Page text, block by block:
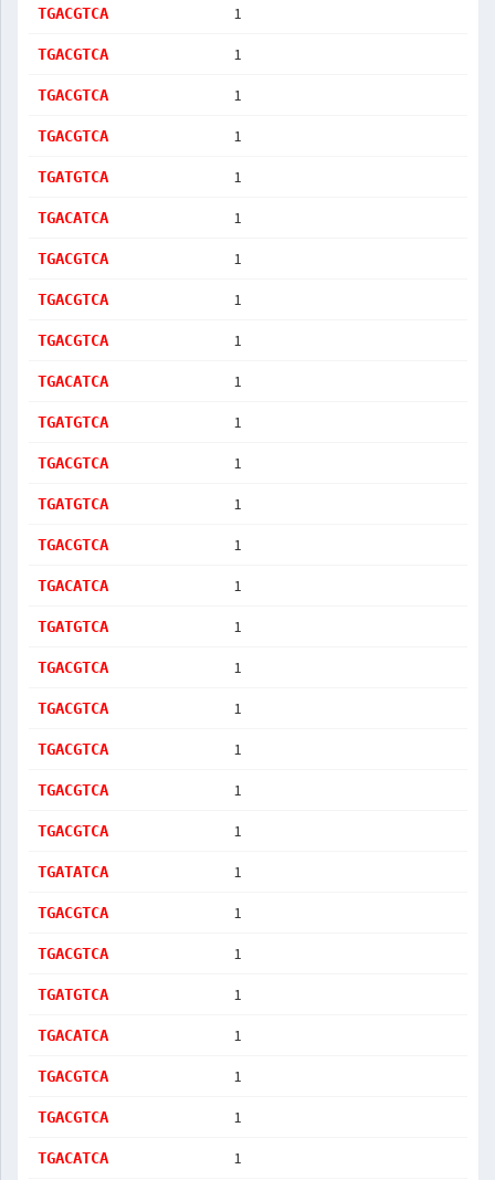
TGACGTCA 1
TGACGTCA 1
TGACGTCA 1
TGACGTCA 1
TGATGTCA 1
TGACATCA 1
TGACGTCA 1
TGACGTCA 1
TGACGTCA 1
TGACATCA 1
TGATGTCA 1
TGACGTCA 1
TGATGTCA 1
TGACGTCA 1
TGACATCA 1
TGATGTCA 1
TGACGTCA 1
TGACGTCA 1
TGACGTCA 1
TGACGTCA 1
TGACGTCA 1
TGATATCA 1
TGACGTCA 1
TGACGTCA 1
TGATGTCA 1
TGACATCA 1
TGACGTCA 1
TGACGTCA 1
TGACATCA 1